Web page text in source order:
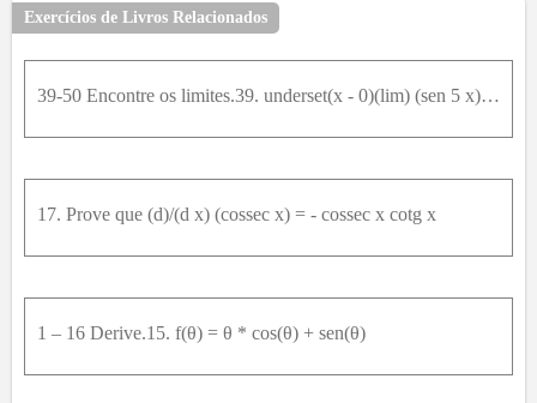
Exercícios de Livros Relacionados
39-50 Encontre os limites.39. underset(x - 0)(lim) (sen 5 x)/(3 x)
17. Prove que (d)/(d x) (cossec x) = - cossec x cotg x
1 – 16 Derive.15. f(θ) = θ * cos(θ) + sen(θ)